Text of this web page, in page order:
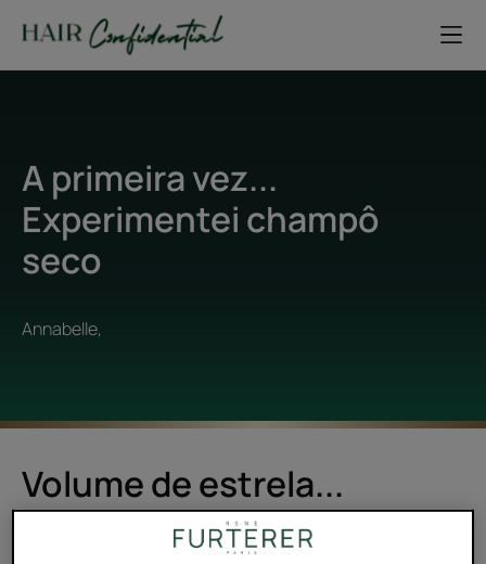
A primeira vez...
Experimentei champô
seco
Annabelle,
Volume de estrela...
lavagem não necessária!